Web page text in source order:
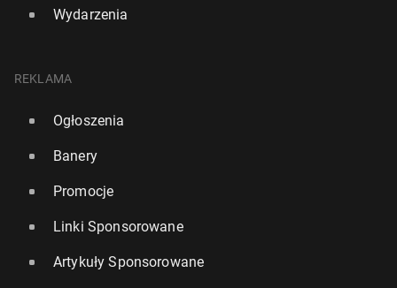
Wydarzenia
REKLAMA
Ogłoszenia
Banery
Promocje
Linki Sponsorowane
Artykuły Sponsorowane